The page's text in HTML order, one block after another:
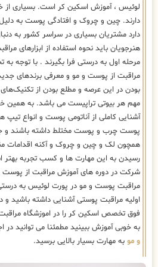
لوئیس ، آموزش اسکین کر است. بسیاری از
دارند. چین و چروک و افتادگی پوست به دلیل
دارد مشتریان بسیاری در سراسر کشور به
هنرجویان باید نحوه استفاده از ابزارهای
مرحله اول به درستی فرا بگیرند . با توجه
مراقبت از پوست و مو و معرفی برندهای
بودن در این عرصه و مطلع بودن از
مهم هر بیوتی تراپیست می باشد. به همین
آشنایی کاملی از آناتومی پوست و انواع
پوست چرب و پوست مختلط داشته باشند
همچون لک و چین و چروک و آکنه اقدامات
رسیدن به این مهارت ها و کسب تجربه بهتر
شرکت در دوره های آموزش مراقبت از پوست
مراقبت پوست و مو در پورت لوئیس به
اولیه مراقبت پوستی آشنایی داشته باشید
فوق تخصص اسکین کر را در اموزشگاه
به خوبی آموزش ببینید مطمئنا می توانید در
و مو به مهارت بسیار بالایی برسید.